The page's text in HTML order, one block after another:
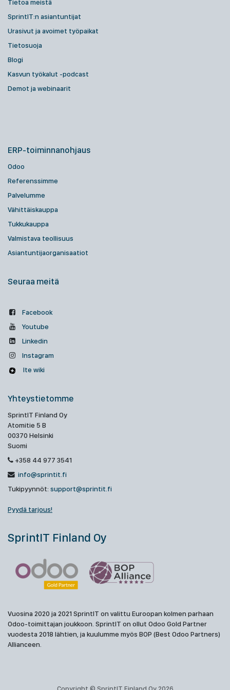
Tietoa meistä
SprintIT:n asiantuntijat
Urasivut ja avoimet työpaikat
Tietosuoja
Blogi
Kasvun työkalut -podcast
Demot ja webinaarit
ERP-toiminnanohjaus
Odoo
Referenssimme
Palvelumme
Vähittäiskauppa
Tukkukauppa
Valmistava teollisuus
Asiantuntijaorganisaatiot
Seuraa meitä
Facebook
Youtube
Linkedin
Instagram
Ite wiki
Yhteystietomme
SprintIT Finland Oy
Atomitie 5 B
00370 Helsinki
Suomi
+358 44 977 3541
info@sprintit.fi
Tukipyynnöt: support@sprintit.fi
Pyydä tarjous!
SprintIT Finland Oy
Vuosina 2020 ja 2021 SprintIT on valittu Euroopan kolmen parhaan
Odoo-toimittajan joukkoon. SprintIT on ollut Odoo Gold Partner
vuodesta 2018 lähtien, ja kuulumme myös BOP (Best Odoo Partners)
Allianceen.
Copyright © SprintIT Finland Oy 2026